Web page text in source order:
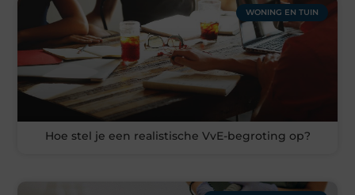
WONING EN TUIN
Hoe stel je een realistische VvE-begroting op?